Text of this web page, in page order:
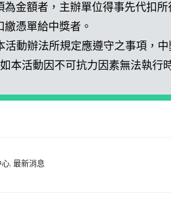
為金額者，主辦單位得事先代扣
繳憑單給中獎者。
活動辦法所規定應遵守之事項，
本活動因不可抗力因素無法執行
, 最新消息